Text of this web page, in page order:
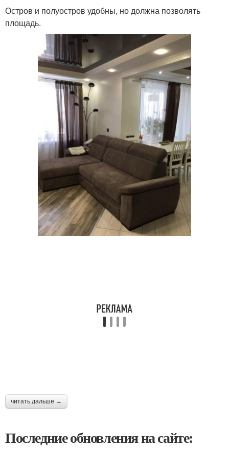
Остров и полуостров удобны, но должна позволять
площадь.
читать дальше →
Последние обновления на сайте: